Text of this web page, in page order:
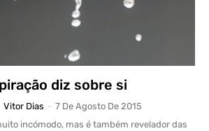
diz sobre si
Vitor Dias - 7 De Agosto De 2015
incómodo, mas é também revelador das